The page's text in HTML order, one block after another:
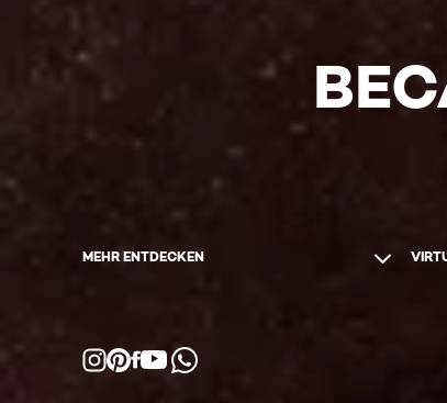
MEHR ENTDECKEN
Facebook
YouTube